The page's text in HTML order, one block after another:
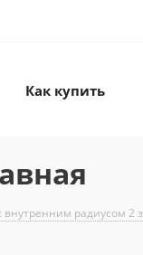
Как купить
внутренним радиусом 2